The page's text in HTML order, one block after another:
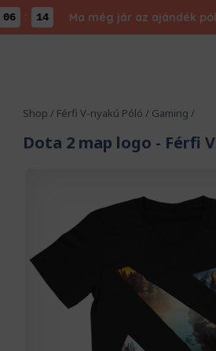
: 14 Ma még jár az ajándék
Shop / Férfi V-nyakú Póló / Gaming /
Dota 2 map logo - Férfi